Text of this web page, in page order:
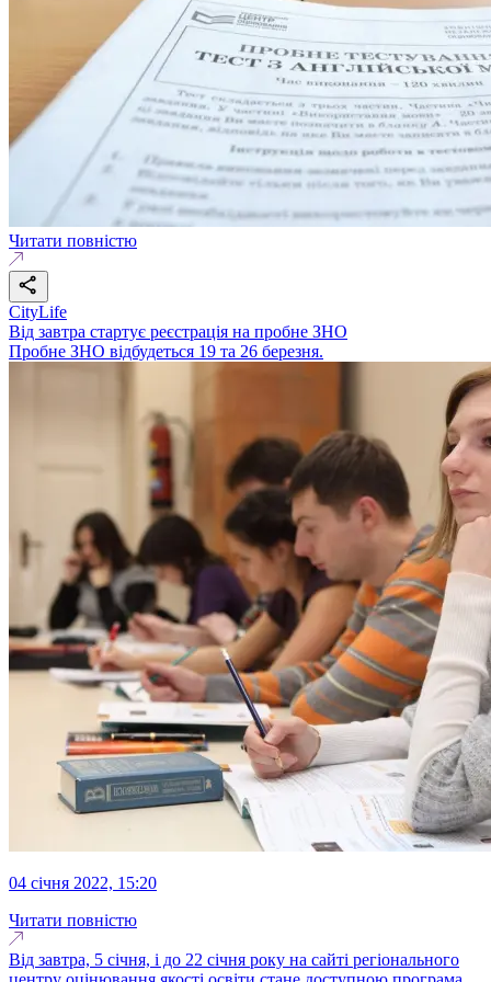
Читати повністю
CityLife
Від завтра стартує реєстрація на пробне ЗНО
Пробне ЗНО відбудеться 19 та 26 березня.
04 січня 2022, 15:20
Читати повністю
Від завтра, 5 січня, і до 22 січня року на сайті регіонального